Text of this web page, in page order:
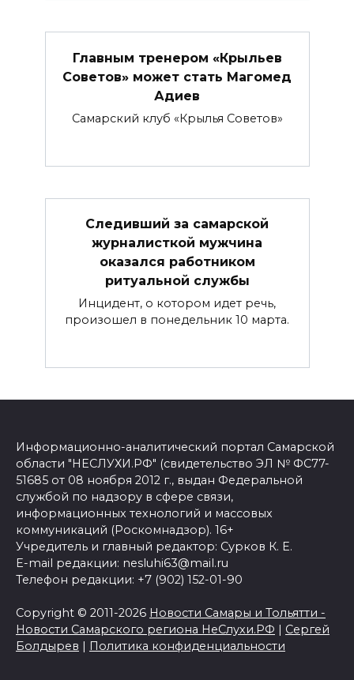
Главным тренером «Крыльев
Советов» может стать Магомед
Адиев
Самарский клуб «Крылья Советов»
Следивший за самарской
журналисткой мужчина
оказался работником
ритуальной службы
Инцидент, о котором идет речь,
произошел в понедельник 10 марта.
Информационно-аналитический портал Самарской
области "НЕСЛУХИ.РФ" (свидетельство ЭЛ № ФС77-
51685 от 08 ноября 2012 г., выдан Федеральной
службой по надзору в сфере связи,
информационных технологий и массовых
коммуникаций (Роскомнадзор). 16+
Учредитель и главный редактор: Сурков К. Е.
E-mail редакции: nesluhi63@mail.ru
Телефон редакции: +7 (902) 152-01-90
Copyright © 2011-2026 Новости Самары и Тольятти -
Новости Самарского региона НеСлухи.РФ | Сергей
Болдырев | Политика конфиденциальности